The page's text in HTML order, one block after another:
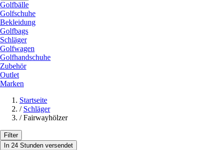
Golfbälle
Golfschuhe
Bekleidung
Golfbags
Schläger
Golfwagen
Golfhandschuhe
Zubehör
Outlet
Marken
Startseite
/ Schläger
/ Fairwayhölzer
Filter
In 24 Stunden versendet